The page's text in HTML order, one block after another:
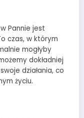
Pannie jest
czas, w którym
mogłyby
dokładniej
działania, co
życiu.